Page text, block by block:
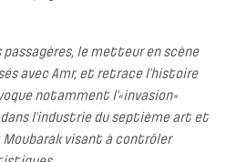
le metteur en scène
avec Amr, et retrace l’histoire
notamment l’«invasion»
l’industrie du septième art et
visant à contrôler